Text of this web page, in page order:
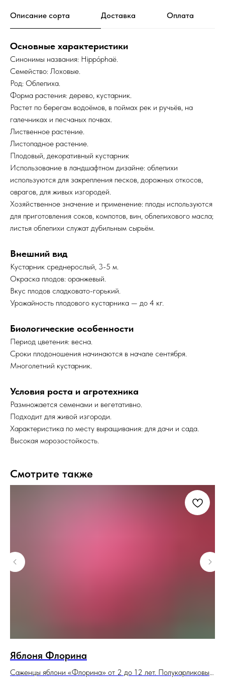
Описание сорта Доставка Оплата
Основные характеристики
Синонимы названия: Hippóphaë.
Семейство: Лоховые.
Род: Облепиха.
Форма растения: дерево, кустарник.
Растет по берегам водоёмов, в поймах рек и ручьёв, на
галечниках и песчаных почвах.
Лиственное растение.
Листопадное растение.
Плодовый, декоративный кустарник
Использование в ландшафтном дизайне: облепихи
используются для закрепления песков, дорожных откосов,
оврагов, для живых изгородей.
Хозяйственное значение и применение: плоды используются
для приготовления соков, компотов, вин, облепихового масла;
листья облепихи служат дубильным сырьём.
Внешний вид
Кустарник среднерослый, 3-5 м.
Окраска плодов: оранжевый.
Вкус плодов сладковато-горький.
Урожайность плодового кустарника — до 4 кг.
Биологические особенности
Период цветения: весна.
Сроки плодоношения начинаются в начале сентября.
Многолетний кустарник.
Условия роста и агротехника
Размножается семенами и вегетативно.
Подходит для живой изгороди.
Характеристика по месту выращивания: для дачи и сада.
Высокая морозостойкость.
Смотрите также
Яблоня Флорина
Саженцы яблони «Флорина» от 2 до 12 лет. Полукарликовый